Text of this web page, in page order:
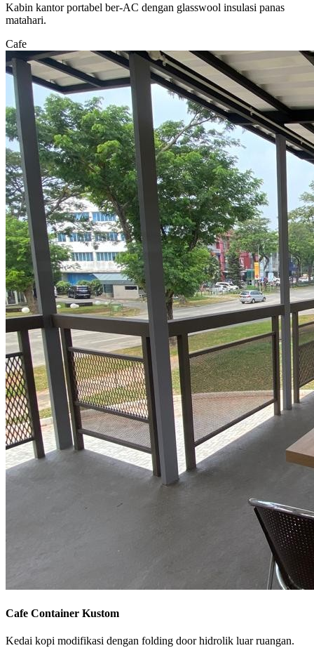
Kabin kantor portabel ber-AC dengan glasswool insulasi panas
matahari.
Cafe
Cafe Container Kustom
Kedai kopi modifikasi dengan folding door hidrolik luar ruangan.